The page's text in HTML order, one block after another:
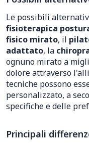
Le possibili
fisioterapica
fisico mirato, il
adattato, la
ognuno mirato a
dolore attraverso
tecniche possono
personalizzato, a
specifiche e delle
Principali